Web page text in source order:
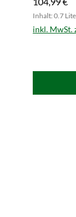
Inhalt: 0.7
inkl. MwSt.